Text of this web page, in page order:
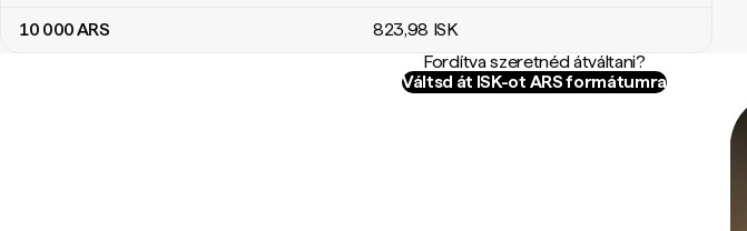
10 000ARS 823,98 ISK
Fordítva szeretnéd átváltani?
Váltsd át ISK-ot ARS formátumra